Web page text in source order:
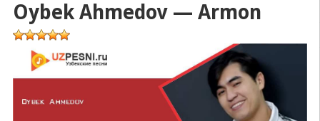
Oybek Ahmedov — Armon